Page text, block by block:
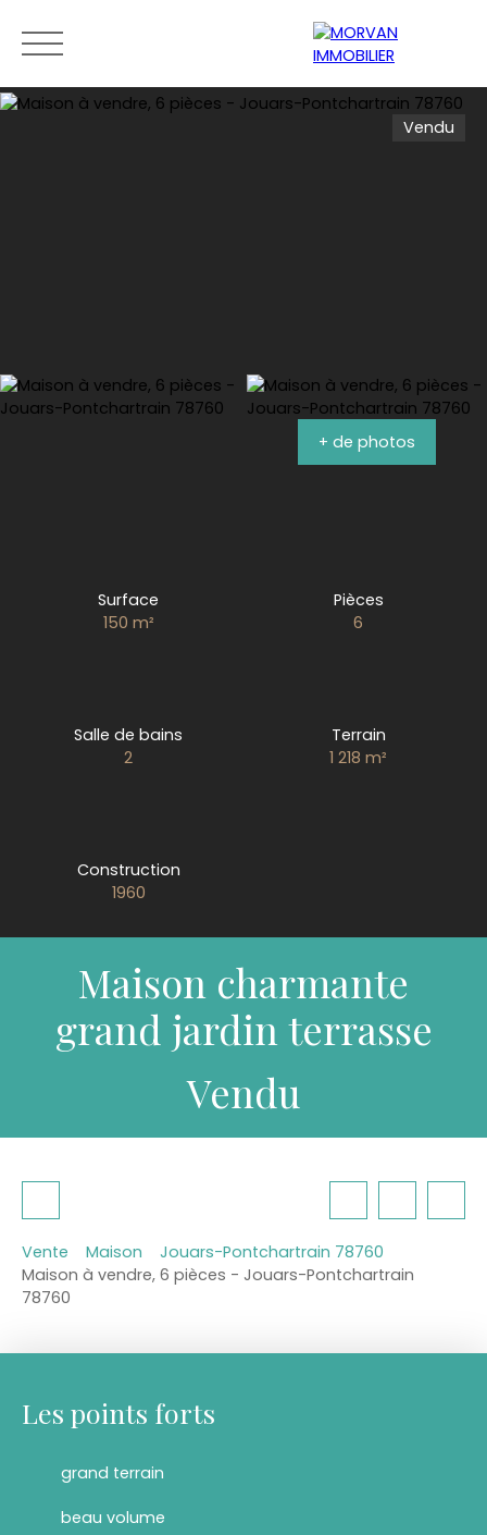
Vendu
+ de photos
Surface
150 m²
Pièces
6
Salle de bains
2
Terrain
1 218m²
Construction
1960
Maison charmante
grand jardin terrasse
Vendu
Vente Maison
Jouars-Pontchartrain 78760
Maison à vendre, 6 pièces - Jouars-Pontchartrain
78760
Les points forts
grand terrain
beau volume